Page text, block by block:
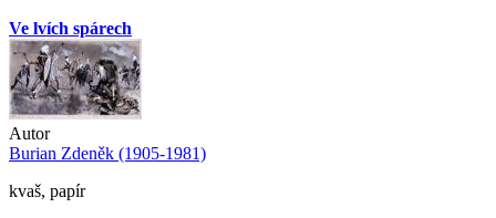
Ve lvích spárech
Autor
Burian Zdeněk (1905-1981)
kvaš, papír